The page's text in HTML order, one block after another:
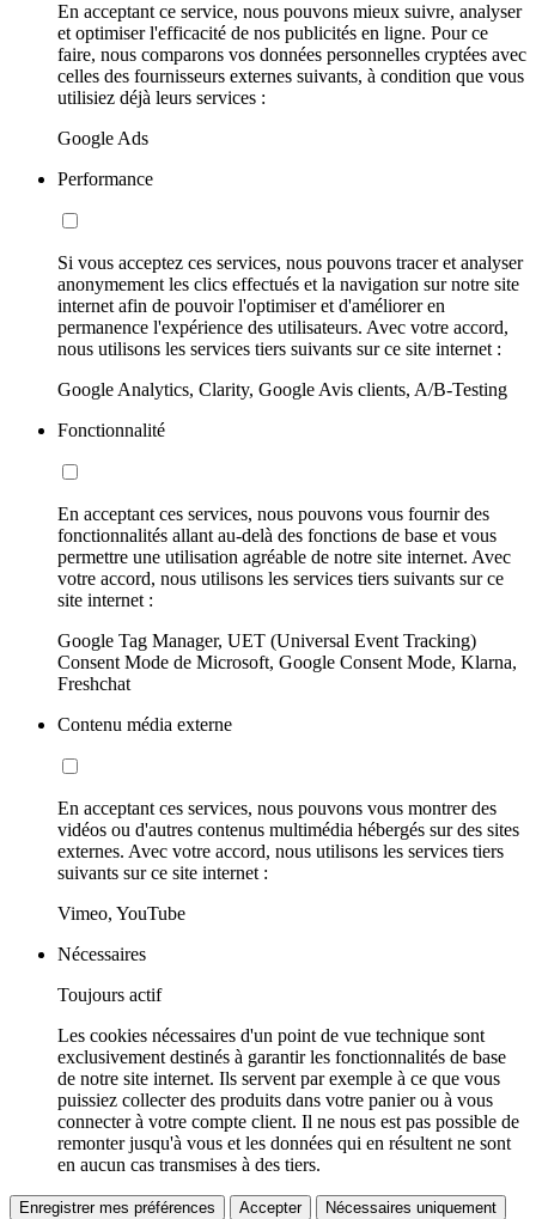
En acceptant ce service, nous pouvons mieux suivre, analyser
et optimiser l'efficacité de nos publicités en ligne. Pour ce
faire, nous comparons vos données personnelles cryptées avec
celles des fournisseurs externes suivants, à condition que vous
utilisiez déjà leurs services :
Google Ads
Performance
Si vous acceptez ces services, nous pouvons tracer et analyser
anonymement les clics effectués et la navigation sur notre site
internet afin de pouvoir l'optimiser et d'améliorer en
permanence l'expérience des utilisateurs. Avec votre accord,
nous utilisons les services tiers suivants sur ce site internet :
Google Analytics, Clarity, Google Avis clients, A/B-Testing
Fonctionnalité
En acceptant ces services, nous pouvons vous fournir des
fonctionnalités allant au-delà des fonctions de base et vous
permettre une utilisation agréable de notre site internet. Avec
votre accord, nous utilisons les services tiers suivants sur ce
site internet :
Google Tag Manager, UET (Universal Event Tracking)
Consent Mode de Microsoft, Google Consent Mode, Klarna,
Freshchat
Contenu média externe
En acceptant ces services, nous pouvons vous montrer des
vidéos ou d'autres contenus multimédia hébergés sur des sites
externes. Avec votre accord, nous utilisons les services tiers
suivants sur ce site internet :
Vimeo, YouTube
Nécessaires
Toujours actif
Les cookies nécessaires d'un point de vue technique sont
exclusivement destinés à garantir les fonctionnalités de base
de notre site internet. Ils servent par exemple à ce que vous
puissiez collecter des produits dans votre panier ou à vous
connecter à votre compte client. Il ne nous est pas possible de
remonter jusqu'à vous et les données qui en résultent ne sont
en aucun cas transmises à des tiers.
Enregistrer mes préférences Accepter Nécessaires uniquement